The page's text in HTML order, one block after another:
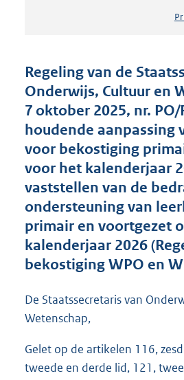
Regeling van de
Onderwijs, Cultuur en
7 oktober 2025, nr. PO/
houdende aanpassing
voor bekostiging
voor het kalenderjaar
vaststellen van de
ondersteuning van
primair en voortgezet
kalenderjaar 2026
bekostiging WPO en
De Staatssecretaris van
Wetenschap,
Gelet op de artikelen 116,
tweede en derde lid, 121,